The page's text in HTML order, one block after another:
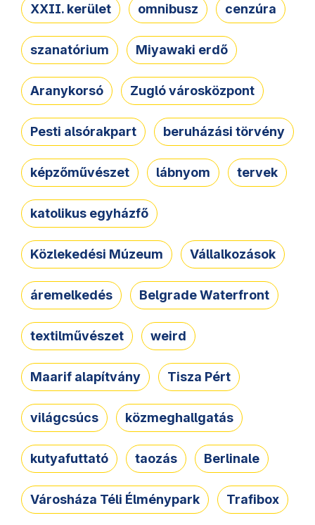
XXII. kerület omnibusz cenzúra
szanatórium Miyawaki erdő
Aranykorsó Zugló városközpont
Pesti alsórakpart beruházási törvény
képzőművészet lábnyom tervek
katolikus egyházfő
Közlekedési Múzeum Vállalkozások
áremelkedés Belgrade Waterfront
textilművészet weird
Maarif alapítvány Tisza Pért
világcsúcs közmeghallgatás
kutyafuttató taozás Berlinale
Városháza Téli Élménypark Trafibox